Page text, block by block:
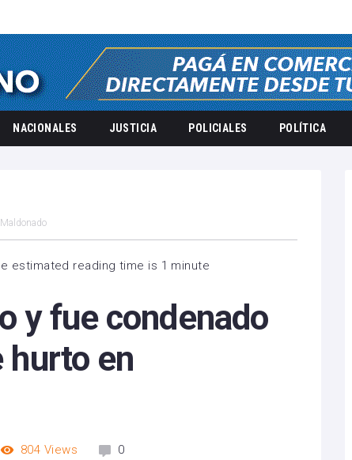
NACIONALES JUSTICIA POLICIALES POLÍTICA
estimated reading time is 1 minute
y fue condenado
hurto en
804 Views 0